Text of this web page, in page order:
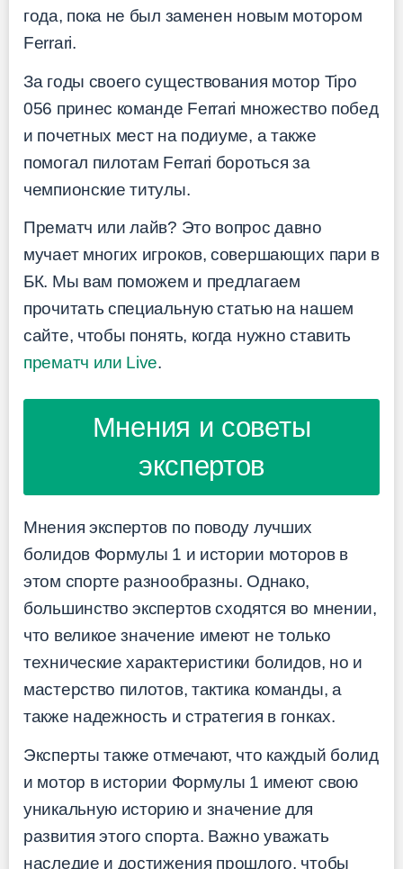
года, пока не был заменен новым мотором
Ferrari.
За годы своего существования мотор Tipo
056 принес команде Ferrari множество побед
и почетных мест на подиуме, а также
помогал пилотам Ferrari бороться за
чемпионские титулы.
Прематч или лайв? Это вопрос давно
мучает многих игроков, совершающих пари в
БК. Мы вам поможем и предлагаем
прочитать специальную статью на нашем
сайте, чтобы понять, когда нужно ставить
прематч или Live.
Мнения и советы
экспертов
Мнения экспертов по поводу лучших
болидов Формулы 1 и истории моторов в
этом спорте разнообразны. Однако,
большинство экспертов сходятся во мнении,
что великое значение имеют не только
технические характеристики болидов, но и
мастерство пилотов, тактика команды, а
также надежность и стратегия в гонках.
Эксперты также отмечают, что каждый болид
и мотор в истории Формулы 1 имеют свою
уникальную историю и значение для
развития этого спорта. Важно уважать
наследие и достижения прошлого, чтобы